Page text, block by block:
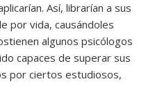
Así, librarían a sus
por vida, causándoles
algunos psicólogos
capaces de superar sus
por ciertos estudiosos,